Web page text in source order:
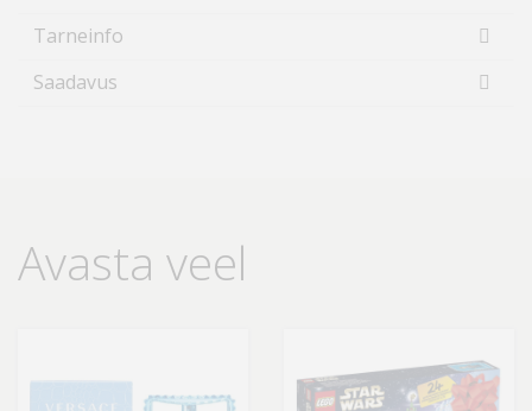
Tarneinfo
Saadavus
Avasta veel